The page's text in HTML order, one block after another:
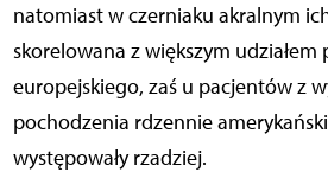
natomiast w czerniaku akralnym
skorelowana z większym udziałem
europejskiego, zaś u pacjentów z
pochodzenia rdzennie
występowały rzadziej.